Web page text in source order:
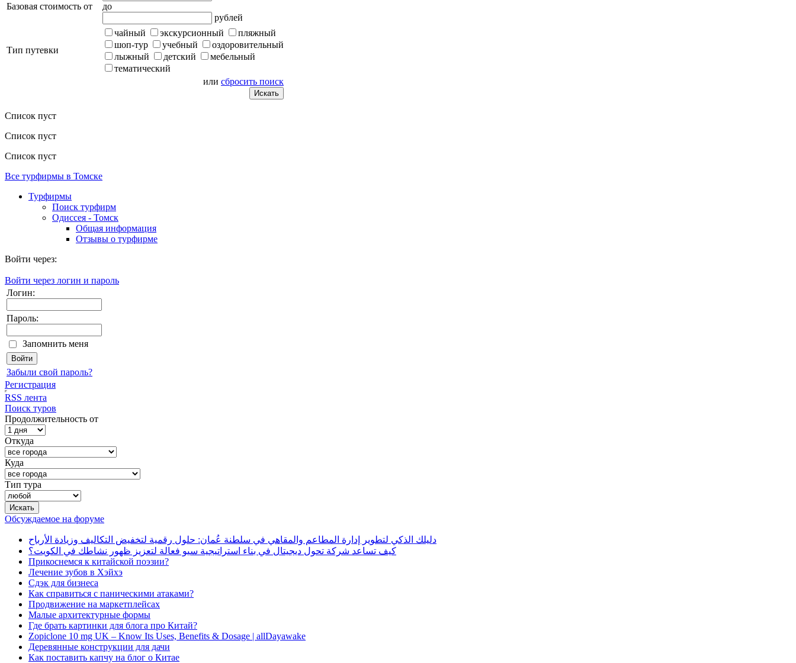
Базовая стоимость от
до
рублей
Тип путевки
чайный экскурсионный
пляжный
шоп-тур
учебный
оздоровительный
лыжный
детский
мебельный
тематический
или сбросить поиск
Список пуст
Список пуст
Список пуст
Все турфирмы в Томске
Турфирмы
Поиск турфирм
Одиссея - Томск
Общая информация
Отзывы о турфирме
Войти через:
Войти через логин и пароль
Логин:
Пароль:
Запомнить меня
Забыли свой пароль?
Регистрация
RSS лента
Поиск туров
Продолжительность от
Откуда
Куда
Тип тура
Обсуждаемое на форуме
دليلك الذكي لتطوير إدارة المطاعم والمقاهي في سلطنة عُمان: حلول رقمية لتخفيض التكاليف وزيادة الأرباح
كيف تساعد شركة تحول ديجيتال في بناء استراتيجية سيو فعالة لتعزيز ظهور نشاطك في الكويت؟
Прикоснемся к китайской поэзии?
Лечение зубов в Хэйхэ
Сдэк для бизнеса
Как справиться с паническими атаками?
Продвижение на маркетплейсах
Малые архитектурные формы
Где брать картинки для блога про Китай?
Zopiclone 10 mg UK – Know Its Uses, Benefits & Dosage | allDayawake
Деревянные конструкции для дачи
Как поставить капчу на блог о Китае